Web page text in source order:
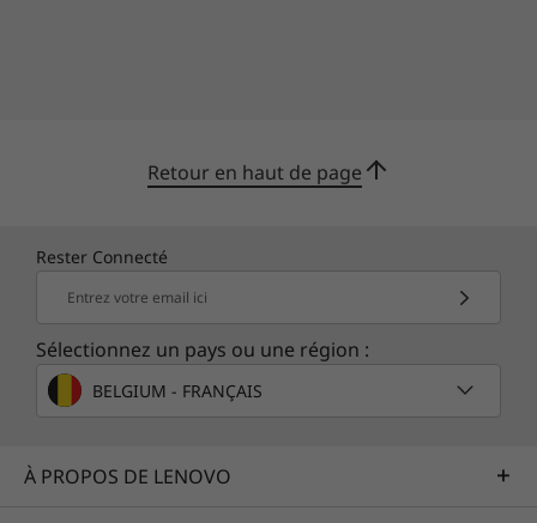
Ordinateur portable, clavier et souris vendus séparément
Une collaboration plus rapide, plus forte
et plus efficace
avec le Yoga AIO 7. Avec de nombreux ports,
Retour en haut de page
Rester Connecté
Entrez votre email ici
Sélectionnez un pays ou une région :
BELGIUM - FRANÇAIS
À PROPOS DE LENOVO